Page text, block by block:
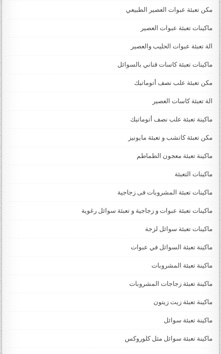
مكن تعبئة عبوات العصير الطبيعي
ماكينات تعبئة عبوات العصير
الة تعبئة عبوات الحليب والعصير
ماكينات تعبئة كاسات قناني بالسوائل
مكن تعبئة علب نصف أتوماتيك
الة تعبئة كاسات العصير
ماكينة تعبئة علب نصف أتوماتيك
مكن تعبئة كاتشب و تعبئة مايونيز
ماكينة تعبئة معجون الطماطم
ماكينات التعبئة
ماكينات تعبئة المشروبات فى زجاجية
ماكينات تعبئة عبوات و زجاجية و تعبئة سوائل رغوية
ماكينات تعبئة سوائل لزجة
‏‏‏ماكينة تعبئة السوائل في عبوات
ماكينة تعبئة المشروبات
ماكينة تعبئة زجاجات المشروبات
ماكينة تعبئة زيت زيتون
ماكينة تعبئة سوائل
ماكينة تعبئة سوائل مثل كلوروكس